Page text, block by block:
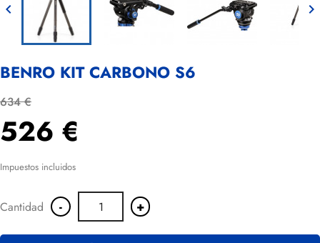
 
BENRO KIT CARBONO S6
634 €
526 €
Impuestos incluidos
Cantidad - +